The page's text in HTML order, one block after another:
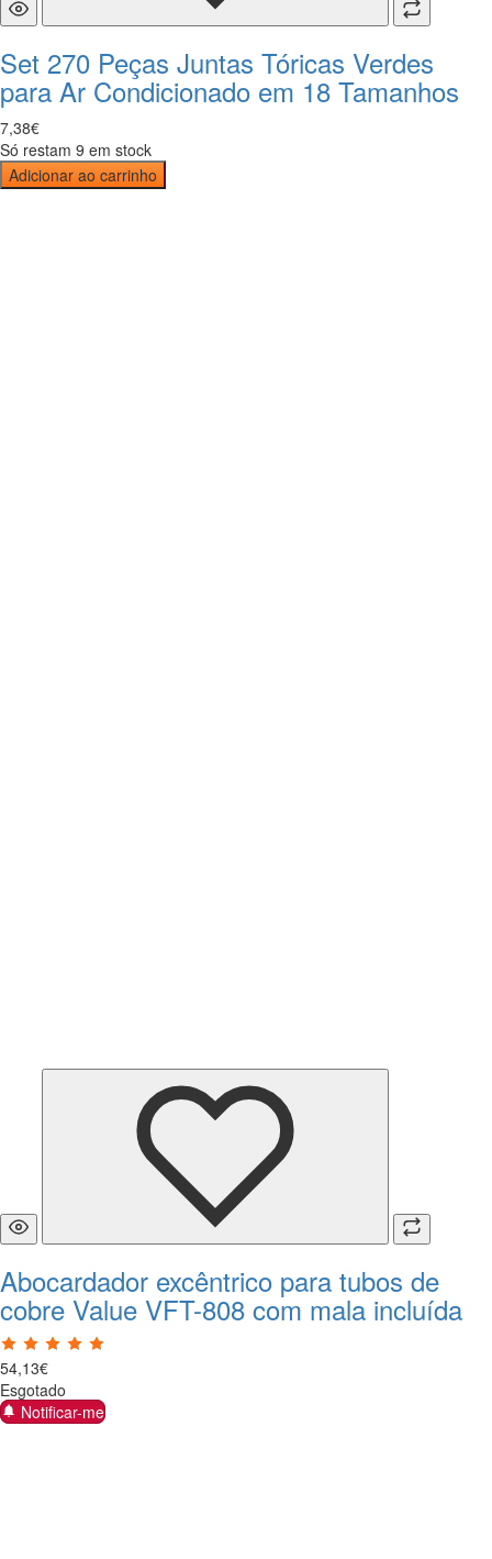
Set 270 Peças Juntas Tóricas Verdes
para Ar Condicionado em 18 Tamanhos
7,38€
Só restam 9 em stock
Adicionar ao carrinho
Abocardador excêntrico para tubos de
cobre Value VFT-808 com mala incluída
54,13€
Esgotado
Notificar-me